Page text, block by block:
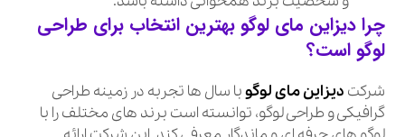
چرا دیزاین مای لوگو بهترین انتخاب برای طراحی
لوگو است؟
شرکت دیزاین مای لوگوبا سال ها تجربه در زمینه طراحی
گرافیکی و طراحی لوگو، توانسته است برند های مختلف را با